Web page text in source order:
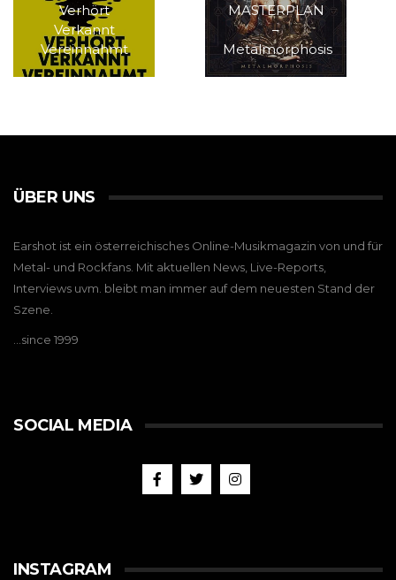
Verhört
Verkannt
Vereinnahmt
MASTERPLAN
–
Metalmorphosis
ÜBER UNS
Earshot ist ein österreichisches Online-Musikmagazin von und für
Metal- und Rockfans. Mit aktuellen News, Live-Reports,
Interviews uvm. bleibt man immer auf dem neuesten Stand der
Szene.
…since 1999
SOCIAL MEDIA
INSTAGRAM